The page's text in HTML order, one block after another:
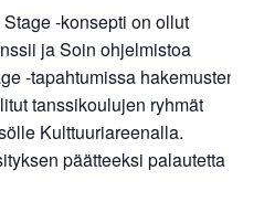
-konsepti on ollut
ja Soin ohjelmistoa
-tapahtumissa hakemusten
tanssikoulujen ryhmät
Kulttuuriareenalla.
päätteeksi palautetta